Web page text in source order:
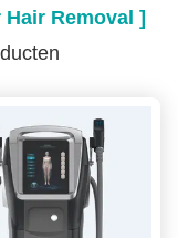
Removal ]